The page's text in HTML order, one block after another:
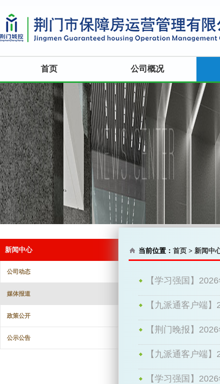
首页 公司概况
新闻中心
公司动态
媒体报道
政策公开
公示公告
当前位置： 首页 > 新闻中
【学习强国】
【九派通客户端
规核销
【荆门晚报】
考核获评优秀
【九派通客户端
成功落地
【学习强国】